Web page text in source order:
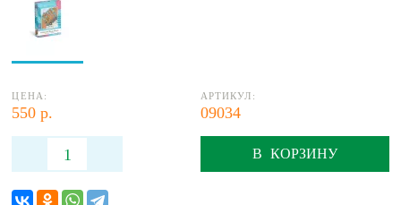
ЦЕНА:
550 р.
АРТИКУЛ:
09034
В КОРЗИНУ